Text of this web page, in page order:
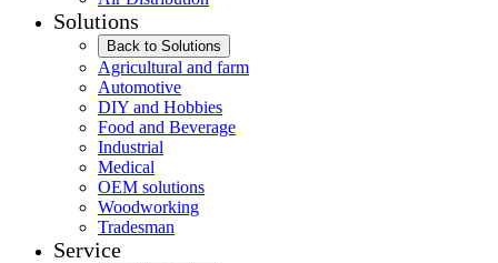
Solutions
Back to Solutions
Agricultural and farm
Automotive
DIY and Hobbies
Food and Beverage
Industrial
Medical
OEM solutions
Woodworking
Tradesman
Service